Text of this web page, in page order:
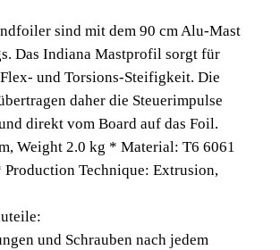
sind mit dem 90 cm Alu-Mast
Das Indiana Mastprofil sorgt für
und Torsions-Steifigkeit. Die
daher die Steuerimpulse
direkt vom Board auf das Foil.
Weight 2.0 kg * Material: T6 6061
Technique: Extrusion,
und Schrauben nach jedem